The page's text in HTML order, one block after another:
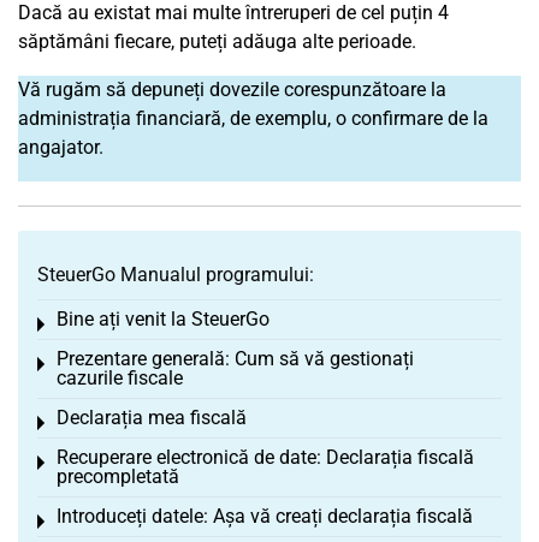
Dacă au existat mai multe întreruperi de cel puțin 4
săptămâni fiecare, puteți adăuga alte perioade.
Vă rugăm să depuneți dovezile corespunzătoare la
administrația financiară, de exemplu, o confirmare de la
angajator.
SteuerGo Manualul programului:
Bine ați venit la SteuerGo
Toggle menu
Prezentare generală: Cum să vă gestionați
cazurile fiscale
Toggle menu
Declarația mea fiscală
Toggle menu
Recuperare electronică de date: Declarația fiscală
precompletată
Toggle menu
Introduceți datele: Așa vă creați declarația fiscală
Toggle menu